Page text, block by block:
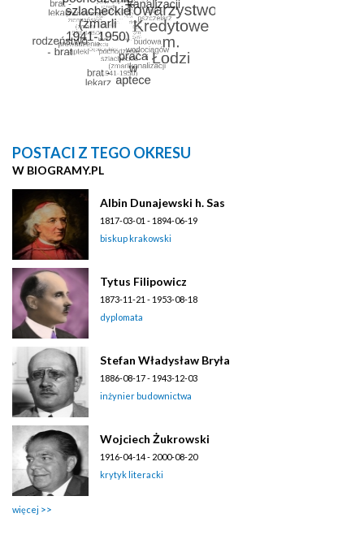
POSTACI Z TEGO OKRESU
W BIOGRAMY.PL
Albin Dunajewski h. Sas
1817-03-01 - 1894-06-19
biskup krakowski
Tytus Filipowicz
1873-11-21 - 1953-08-18
dyplomata
Stefan Władysław Bryła
1886-08-17 - 1943-12-03
inżynier budownictwa
Wojciech Żukrowski
1916-04-14 - 2000-08-20
krytyk literacki
więcej